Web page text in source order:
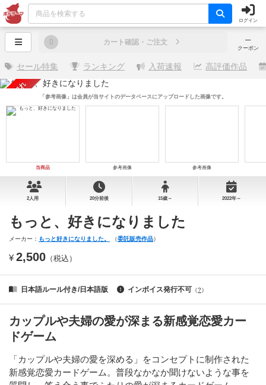
ログイン
─
クーポン
0 カート確認・ご注文
セール特集 ランキング 入荷速報 高評価作品
売り切れ
当商品 参考画像 参考画像
「参考画像」は会員が当サイトのデータベースにアップロードした画像です。
2人用 20分前後 15歳～ 2022年～
もっと、好きになりました
メーカー： もっと好きになりました。 （委託販売作品）
¥ 2,500 （税込）
日本語ルール付き/日本語版 インボイス発行不可 （?）
カップルや夫婦の愛が深まる新感覚恋愛カー
ドゲーム
「カップルや夫婦の愛を深める」をコンセプトに制作された
新感覚恋愛カードゲーム。普段なかなか聞けないような事を